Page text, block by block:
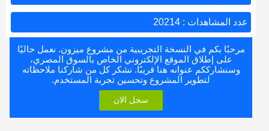
عدد المشاهدات : 20214
مرحبًا بكم في النسخة التجريبية من مشروع ميزون. نعمل حاليًا
على إطلاق الموقع الإلكتروني الخاص بالسوق المصري،
وسنشارككم عنوانه هنا قريبًا. نشكر كل من شاركنا ملاحظاته
لتطوير المشروع وتحسين تجربة المستخدم.
سجل الان